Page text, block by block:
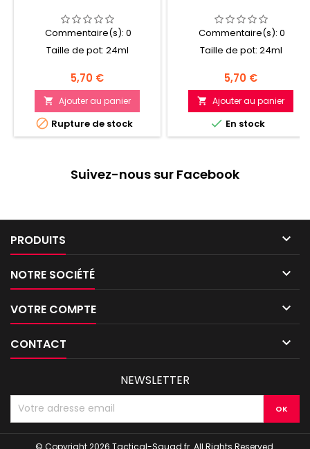
Commentaire(s): 0
Taille de pot: 24ml
Prix
5,70 €
 Ajouter au panier
 Rupture de stock
Commentaire(s): 0
Taille de pot: 24ml
Prix
5,70 €
 Ajouter au panier
 En stock
Suivez-nous sur Facebook
PRODUITS 
NOTRE SOCIÉTÉ 
VOTRE COMPTE 
CONTACT 
NEWSLETTER
© Copyright 2026 Tactical-Squad.fr. All Rights Reserved.